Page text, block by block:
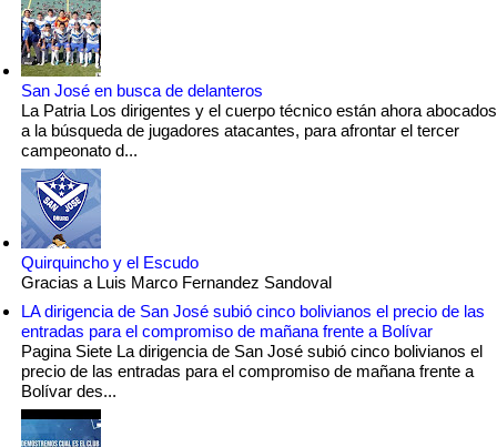
San José en busca de delanteros
La Patria Los dirigentes y el cuerpo técnico están ahora abocados
a la búsqueda de jugadores atacantes, para afrontar el tercer
campeonato d...
Quirquincho y el Escudo
Gracias a Luis Marco Fernandez Sandoval
LA dirigencia de San José subió cinco bolivianos el precio de las
entradas para el compromiso de mañana frente a Bolívar
Pagina Siete La dirigencia de San José subió cinco bolivianos el
precio de las entradas para el compromiso de mañana frente a
Bolívar des...